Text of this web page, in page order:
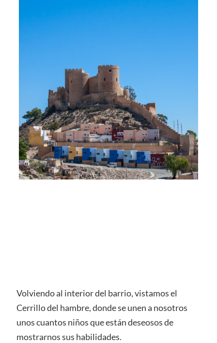
Volviendo al interior del barrio, vistamos el
Cerrillo del hambre, donde se unen a nosotros
unos cuantos niños que están deseosos de
mostrarnos sus habilidades.